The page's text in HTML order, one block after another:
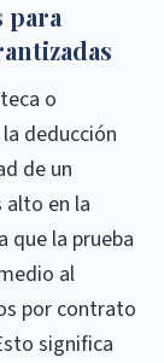
para
o
deducción
de un
en la
que la prueba
al
por contrato
significa